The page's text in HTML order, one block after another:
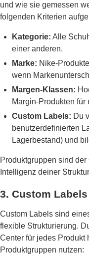
und wie sie gemessen
folgenden Kriterien
Kategorie: Alle
einer anderen.
Marke: Nike-
wenn
Margen-Klassen:
Margin-Produkten
Custom Labels: Du
benutzerdefinierten
Lagerbestand) und
Produktgruppen sind
Intelligenz deiner
3. Custom
Custom Labels sind
flexible Strukturierung.
Center für jedes Produkt
Produktgruppen nutzen: